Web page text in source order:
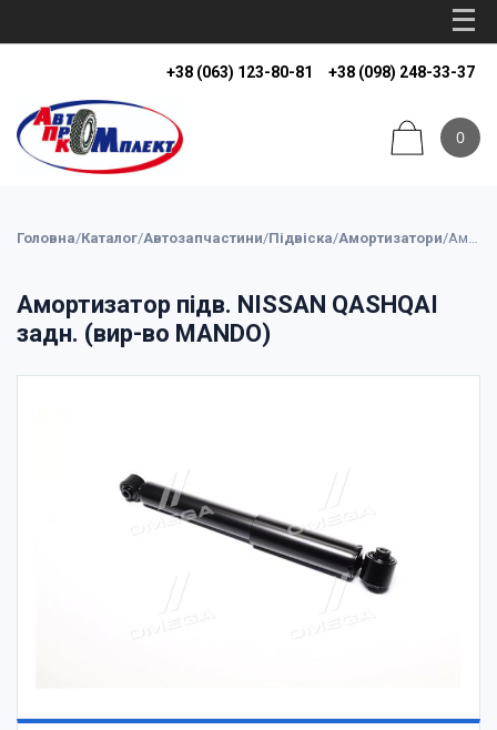
+38 (063) 123-80-81 +38 (098) 248-33-37
0
Головна/Каталог/Автозапчастини/Підвіска/Амортизатори/ Амортизатор підв. NISSAN QASHQAI задн. (вир-во MANDO)
Амортизатор підв. NISSAN QASHQAI
задн. (вир-во MANDO)